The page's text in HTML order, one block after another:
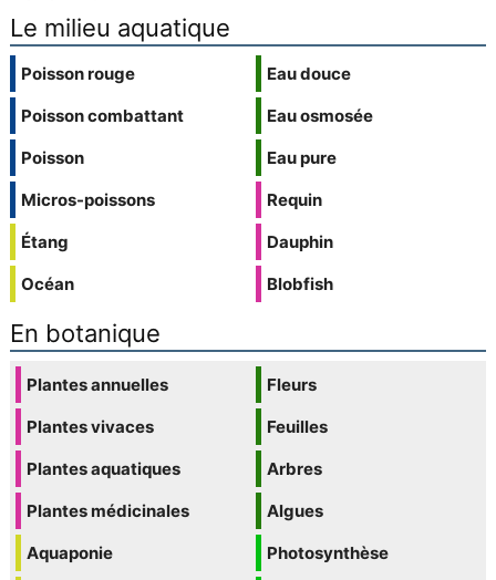
Le milieu aquatique
Poisson rouge
Poisson combattant
Poisson
Micros-poissons
Étang
Océan
Eau douce
Eau osmosée
Eau pure
Requin
Dauphin
Blobfish
En botanique
Plantes annuelles
Plantes vivaces
Plantes aquatiques
Plantes médicinales
Aquaponie
Fleurs
Feuilles
Arbres
Algues
Photosynthèse